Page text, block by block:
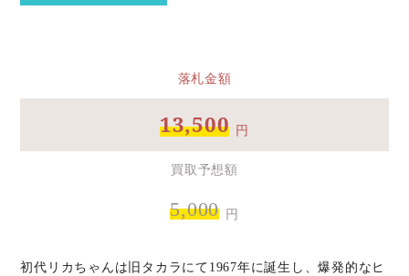
落札金額
13,500 円
買取予想額
5,000 円
初代リカちゃんは旧タカラにて1967年に誕生し、爆発的なヒ